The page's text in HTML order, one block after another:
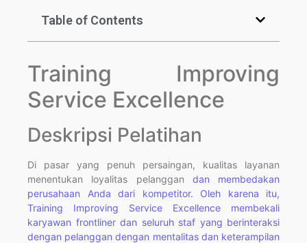
Table of Contents
Training Improving
Service Excellence
Deskripsi Pelatihan
Di pasar yang penuh persaingan, kualitas layanan
menentukan loyalitas pelanggan dan membedakan
perusahaan Anda dari kompetitor. Oleh karena itu,
Training Improving Service Excellence membekali
karyawan frontliner dan seluruh staf yang berinteraksi
dengan pelanggan dengan mentalitas dan keterampilan